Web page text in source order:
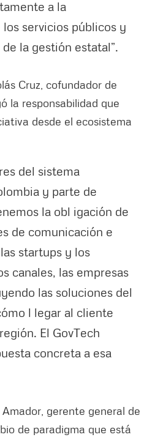
a la
servicios públicos y
la gestión estatal”.
Cruz, cofundador de
la responsabilidad que
desde el ecosistema
del sistema
y parte de
la obl igación de
de comunicación e
startups y los
canales, las empresas
las soluciones del
l legar al cliente
El GovTech
concreta a esa
gerente general de
de paradigma que está